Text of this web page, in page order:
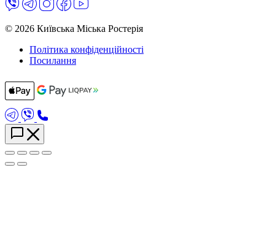
© 2026 Київська Міська Ростерія
Політика конфіденційності
Посилання